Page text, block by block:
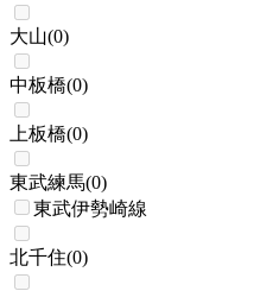
大山(0)
中板橋(0)
上板橋(0)
東武練馬(0)
東武伊勢崎線
北千住(0)